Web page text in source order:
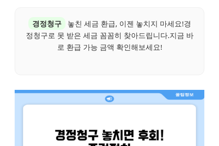
경정청구
놓친 세금 환급, 이젠 놓치지 마세요!경
정청구로 못 받은 세금 꼼꼼히 찾아드립니다.지금 바
로 환급 가능 금액 확인해보세요!